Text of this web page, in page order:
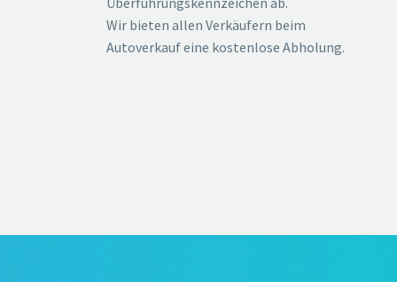
Wir bieten allen Verkäufern beim
Autoverkauf eine kostenlose Abholung.